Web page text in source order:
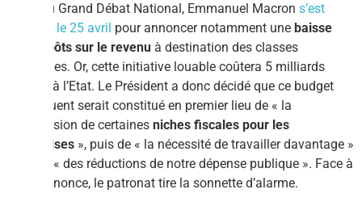
Suite au Grand Débat National, Emmanuel Macron s’est
exprimé le 25 avril pour annoncer notamment une baisse
des impôts sur le revenu à destination des classes
moyennes. Or, cette initiative louable coûtera 5 milliards
d’euros à l’Etat. Le Président a donc décidé que ce budget
conséquent serait constitué en premier lieu de « la
suppression de certaines niches fiscales pour les
entreprises », puis de « la nécessité de travailler davantage »
et enfin « des réductions de notre dépense publique ». Face à
cette annonce, le patronat tire la sonnette d’alarme.